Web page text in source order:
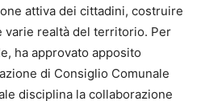
attiva dei cittadini, costruire
varie realtà del territorio. Per
ha approvato apposito
di Consiglio Comunale
disciplina la collaborazione